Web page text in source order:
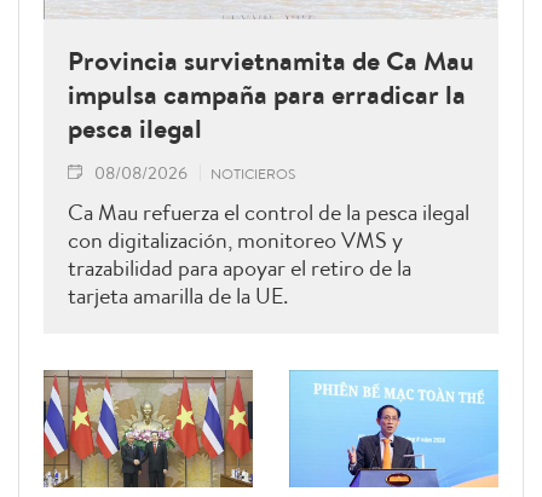
Provincia survietnamita de Ca Mau
impulsa campaña para erradicar la
pesca ilegal
08/08/2026 NOTICIEROS
Ca Mau refuerza el control de la pesca ilegal
con digitalización, monitoreo VMS y
trazabilidad para apoyar el retiro de la
tarjeta amarilla de la UE.